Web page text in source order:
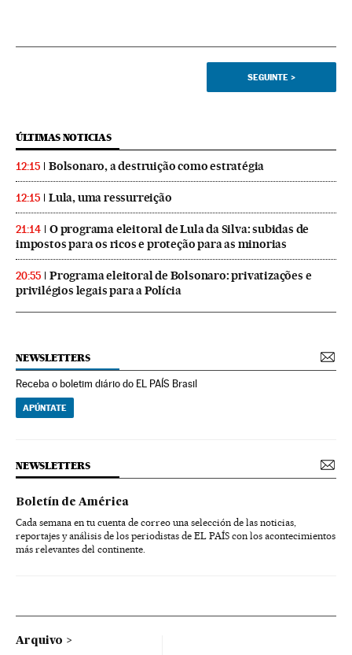
SEGUINTE >
ÚLTIMAS NOTICIAS
12:15 Bolsonaro, a destruição como estratégia
12:15 Lula, uma ressurreição
21:14
O programa eleitoral de Lula da Silva: subidas de
impostos para os ricos e proteção para as minorias
20:55
Programa eleitoral de Bolsonaro: privatizações e
privilégios legais para a Polícia
NEWSLETTERS
Receba o boletim diário do EL PAÍS Brasil
APÚNTATE
NEWSLETTERS
Boletín de América
Cada semana en tu cuenta de correo una selección de las noticias,
reportajes y análisis de los periodistas de EL PAÍS con los acontecimientos
más relevantes del continente.
Arquivo